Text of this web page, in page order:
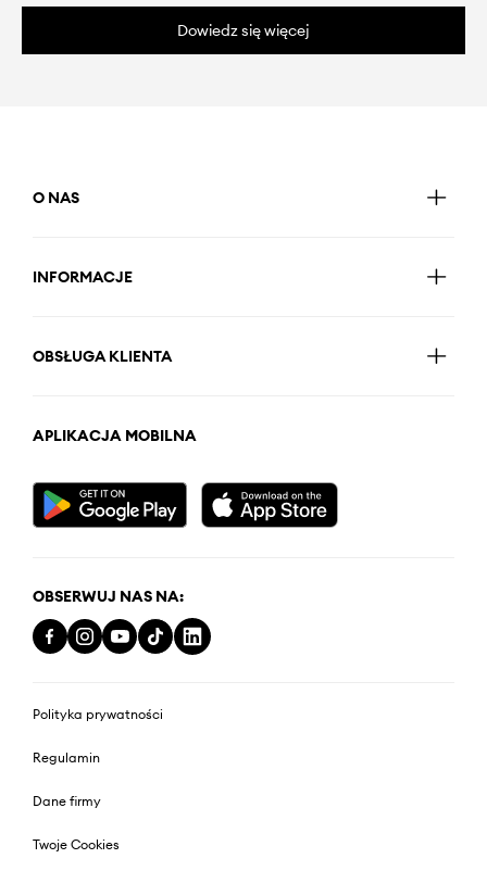
Dowiedz się więcej
O NAS
INFORMACJE
OBSŁUGA KLIENTA
APLIKACJA MOBILNA
OBSERWUJ NAS NA:
Polityka prywatności
Regulamin
Dane firmy
Twoje Cookies